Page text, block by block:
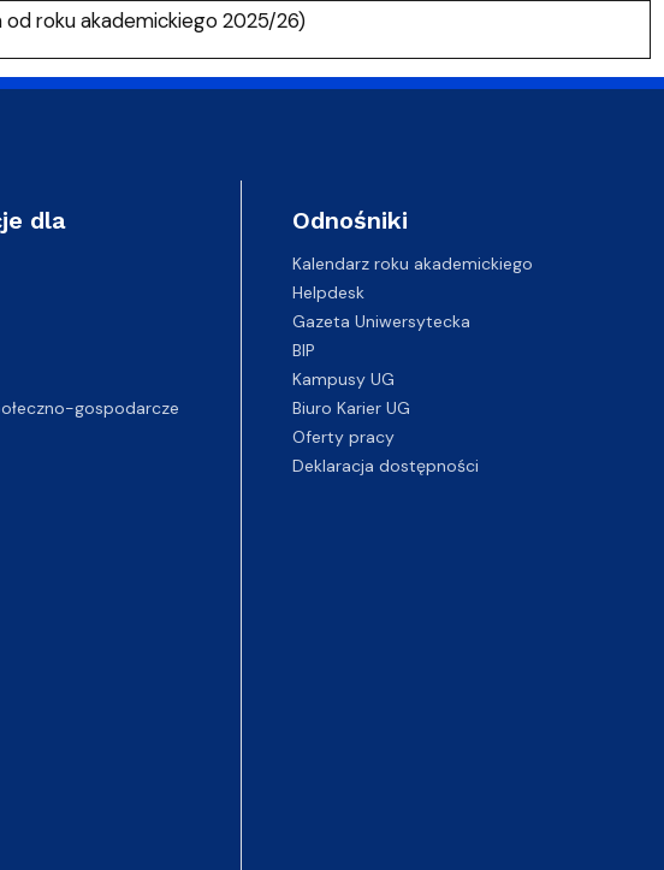
od roku akademickiego 2025/26)
dla
gospodarcze
Odnośniki
Kalendarz roku akademickiego
Helpdesk
Gazeta Uniwersytecka
BIP
Kampusy UG
Biuro Karier UG
Oferty pracy
Deklaracja dostępności